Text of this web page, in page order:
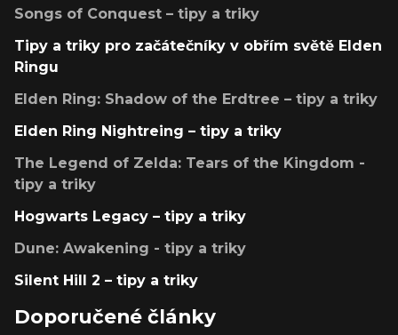
Songs of Conquest – tipy a triky
Tipy a triky pro začátečníky v obřím světě Elden
Ringu
Elden Ring: Shadow of the Erdtree – tipy a triky
Elden Ring Nightreing – tipy a triky
The Legend of Zelda: Tears of the Kingdom -
tipy a triky
Hogwarts Legacy – tipy a triky
Dune: Awakening - tipy a triky
Silent Hill 2 – tipy a triky
Doporučené články